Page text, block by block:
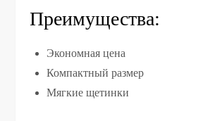
Преимущества:
Экономная цена
Компактный размер
Мягкие щетинки